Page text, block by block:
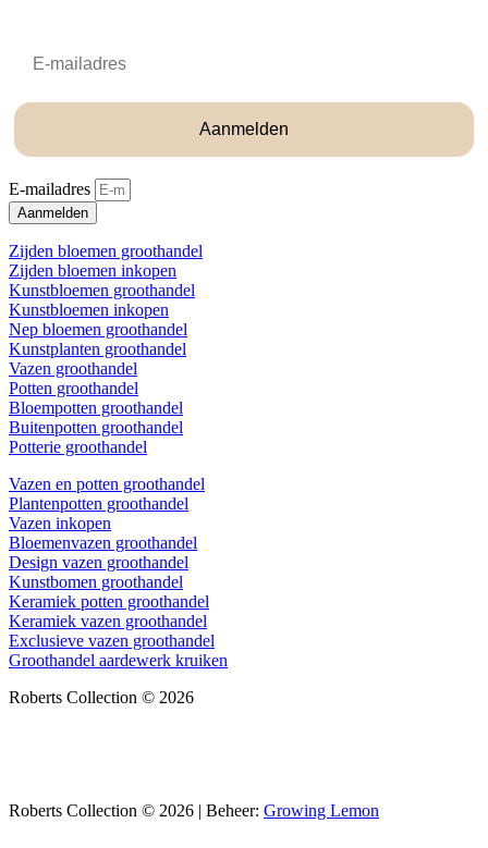
Aanmelden
E-mailadres
Aanmelden
Zijden bloemen groothandel
Zijden bloemen inkopen
Kunstbloemen groothandel
Kunstbloemen inkopen
Nep bloemen groothandel
Kunstplanten groothandel
Vazen groothandel
Potten groothandel
Bloempotten groothandel
Buitenpotten groothandel
Potterie groothandel
Vazen en potten groothandel
Plantenpotten groothandel
Vazen inkopen
Bloemenvazen groothandel
Design vazen groothandel
Kunstbomen groothandel
Keramiek potten groothandel
Keramiek vazen groothandel
Exclusieve vazen groothandel
Groothandel aardewerk kruiken
Roberts Collection © 2026
Roberts Collection © 2026 | Beheer: Growing Lemon